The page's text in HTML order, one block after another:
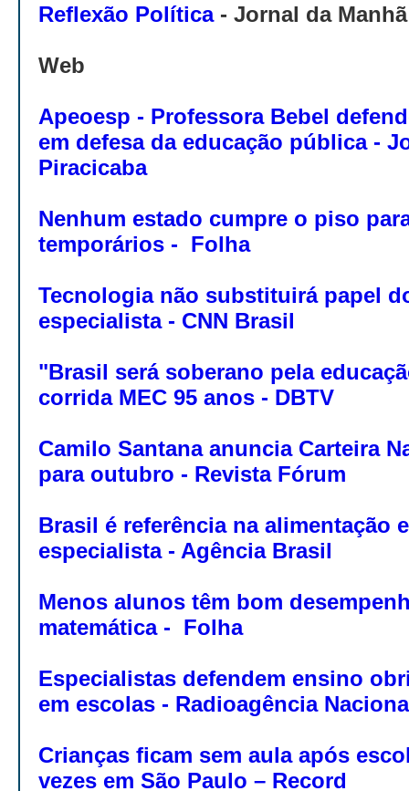
Reflexão Política- Jornal da
Web
Apeoesp - Professora Bebel
em defesa da educação pública -
Piracicaba
Nenhum estado cumpre o piso
temporários - Folha
Tecnologia não substituirá papel
especialista - CNN Brasil
"Brasil será soberano pela
corrida MEC 95 anos - DBTV
Camilo Santana anuncia Carteira
para outubro - Revista Fórum
Brasil é referência na alimentação
especialista - Agência Brasil
Menos alunos têm bom
matemática - Folha
Especialistas defendem ensino
em escolas - Radioagência
Crianças ficam sem aula após
vezes em São Paulo – Record